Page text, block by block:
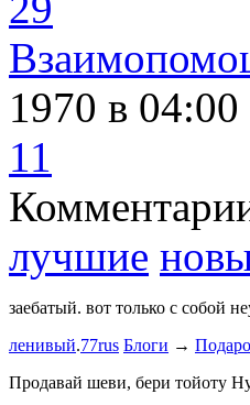
1970 в 04:00
11
лучшие
заебатый. вот только с собой
ленивый.77rus Блоги →
Продавай шеви, бери тойоту